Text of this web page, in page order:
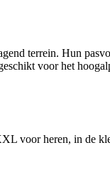
terrein. Hun
voor het
voor heren, in